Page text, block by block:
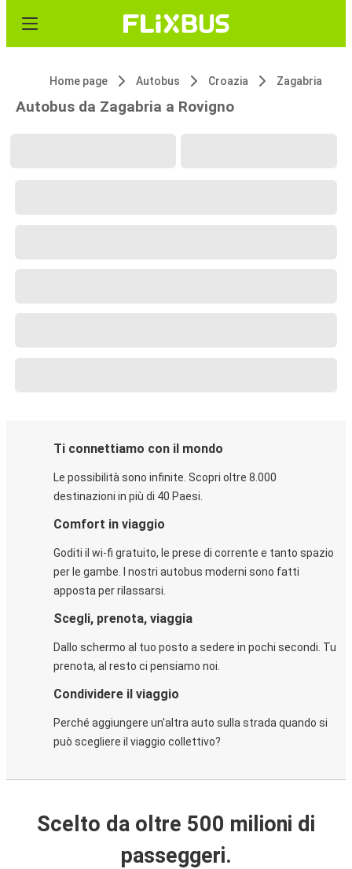
Home page Autobus Croazia Zagabria
Autobus da Zagabria a Rovigno
Ti connettiamo con il mondo
Le possibilità sono infinite. Scopri oltre 8.000
destinazioni in più di 40 Paesi.
Comfort in viaggio
Goditi il wi-fi gratuito, le prese di corrente e tanto spazio
per le gambe. I nostri autobus moderni sono fatti
apposta per rilassarsi.
Scegli, prenota, viaggia
Dallo schermo al tuo posto a sedere in pochi secondi. Tu
prenota, al resto ci pensiamo noi.
Condividere il viaggio
Perché aggiungere un'altra auto sulla strada quando si
può scegliere il viaggio collettivo?
Scelto da oltre 500 milioni di
passeggeri.